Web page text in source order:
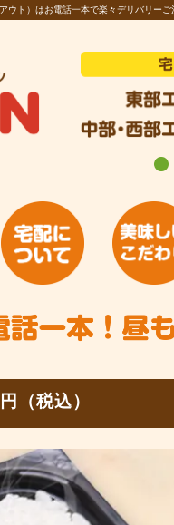
ウト）はお電話一本で楽々デリバリー
（税込）